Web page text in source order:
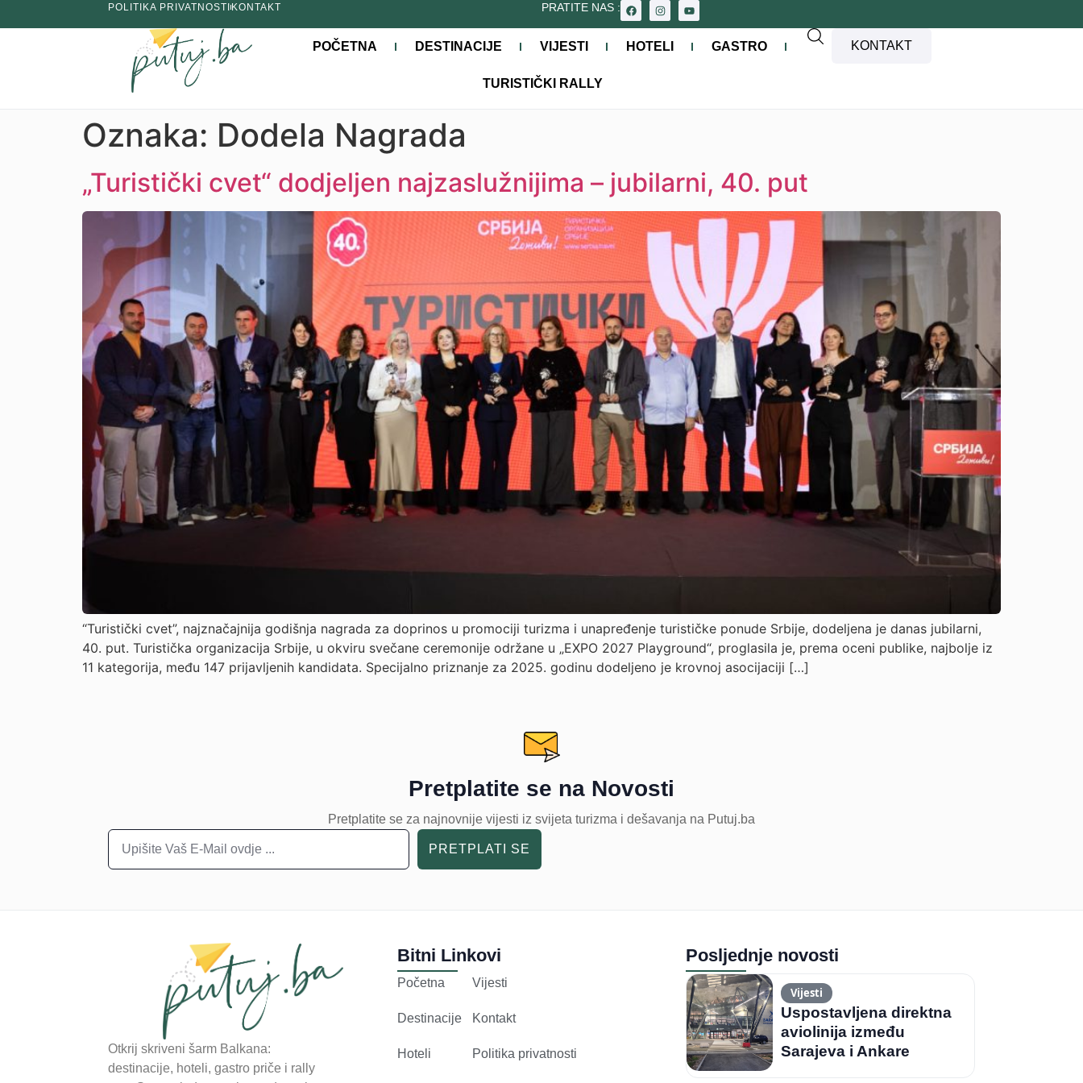
POLITIKA PRIVATNOSTIKONTAKT PRATITE NAS :
POČETNA DESTINACIJE VIJESTI HOTELI GASTRO
TURISTIČKI RALLY
KONTAKT
Oznaka: Dodela Nagrada
„Turistički cvet“ dodjeljen najzaslužnijima – jubilarni, 40. put
“Turistički cvet”, najznačajnija godišnja nagrada za doprinos u promociji turizma i unapređenje turističke ponude Srbije, dodeljena je danas jubilarni,
40. put. Turistička organizacija Srbije, u okviru svečane ceremonije održane u „EXPO 2027 Playground“, proglasila je, prema oceni publike, najbolje iz
11 kategorija, među 147 prijavljenih kandidata. Specijalno priznanje za 2025. godinu dodeljeno je krovnoj asocijaciji […]
Pretplatite se na Novosti
Pretplatite se za najnovnije vijesti iz svijeta turizma i dešavanja na Putuj.ba
PRETPLATI SE
Otkrij skriveni šarm Balkana:
destinacije, hoteli, gastro priče i rally
Bitni Linkovi
Početna
Destinacije
Hoteli
Vijesti
Kontakt
Politika privatnosti
Posljednje novosti
Vijesti
Uspostavljena direktna
aviolinija između
Sarajeva i Ankare